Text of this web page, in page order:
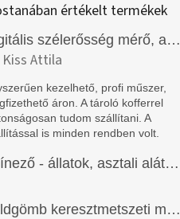
értékelt termékek
Digitális szélerősség mérő, anemométer, EM2250
értékelése 5-ből 5 csillag.
Kiss Attila
kezelhető, profi műszer,
áron. A tároló kofferrel
tudom szállítani. A
is minden rendben volt.
Színező - állatok, asztali alátét, Funny Mat
értékelése 5-ből 5 csillag.
Földgömb keresztmetszeti modell